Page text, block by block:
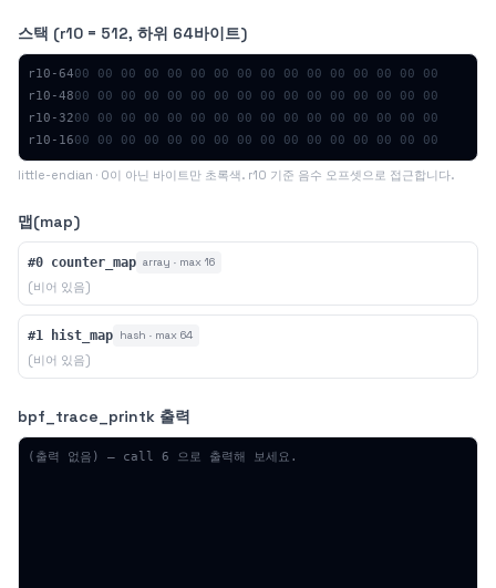
스택 (r10 = 512, 하위 64바이트)
r10-6400 00 00 00 00 00 00 00 00 00 00 00 00 00 00
00
r10-4800 00 00 00 00 00 00 00 00 00 00 00 00 00 00
00
r10-3200 00 00 00 00 00 00 00 00 00 00 00 00 00 00
00
r10- 1600 00 00 00 00 00 00 00 00 00 00 00 00 00 00 00
little-endian · 0이 아닌 바이트만 초록색. r10 기준 음수 오프셋으로 접근합니다.
맵(map)
#0 counter_map array · max 16
(비어 있음)
#1 hist_map hash · max 64
(비어 있음)
bpf_trace_printk 출력
(출력 없음) — call 6 으로 출력해 보세요.